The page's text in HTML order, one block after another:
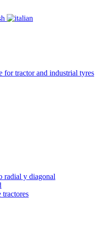
radial y diagonal
tractores